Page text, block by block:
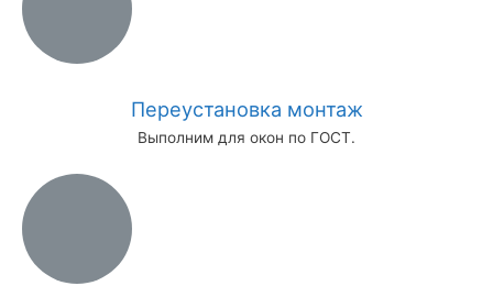
Переустановка монтаж
Выполним для окон по ГОСТ.